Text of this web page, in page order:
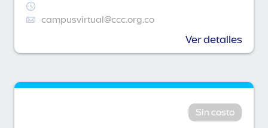
campusvirtual@ccc.org.co
Ver detalles
Sin costo